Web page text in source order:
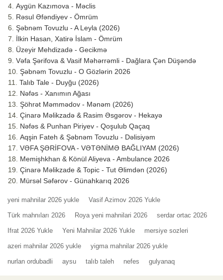
Aygün Kazımova - Məclis
Rəsul Əfəndiyev - Ömrüm
Şəbnəm Tovuzlu - A Leyla (2026)
İlkin Hasan, Xatirə İslam - Ömrüm
Üzeyir Mehdizadə - Gecikmə
Vəfa Şərifova & Vasif Məhərrəmli - Dağlara Çən Düşəndə
Şəbnəm Tovuzlu - O Gözlərin 2026
Talıb Tale - Duyğu (2026)
Nəfəs - Xanımın Ağası
Şöhrət Məmmədov - Mənəm (2026)
Çinarə Məlikzadə & Rasim Əsgərov - Hekayə
Nəfəs & Punhan Piriyev - Qoşulub Qaçaq
Aqşin Fateh & Şəbnəm Tovuzlu - Dəlisiyəm
VƏFA ŞƏRİFOVA - VƏTƏNİMƏ BAĞLIYAM (2026)
Memişhkhan & Könül Aliyeva - Ambulance 2026
Çinarə Məlikzade & Topic - Tut Əlimdən (2026)
Mürsəl Səfərov - Günahkarıq 2026
yeni mahnilar 2026 yukle Vasif Azimov 2026 Yukle
Türk mahnıları 2026 Roya yeni mahnilari 2026 serdar ortac 2026
Ifrat 2026 Yukle Yeni Mahnilar 2026 Yukle mersiye sozleri
azeri mahnilar 2026 yukle yigma mahnilar 2026 yukle
nurlan ordubadli aysu talıb taleh nefes gulyanaq